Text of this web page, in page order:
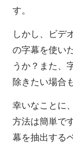
す。
しかし、ビデ
の字幕を使い
うか？また、
除きたい場合
幸いなことに
方法は簡単で
幕を抽出する